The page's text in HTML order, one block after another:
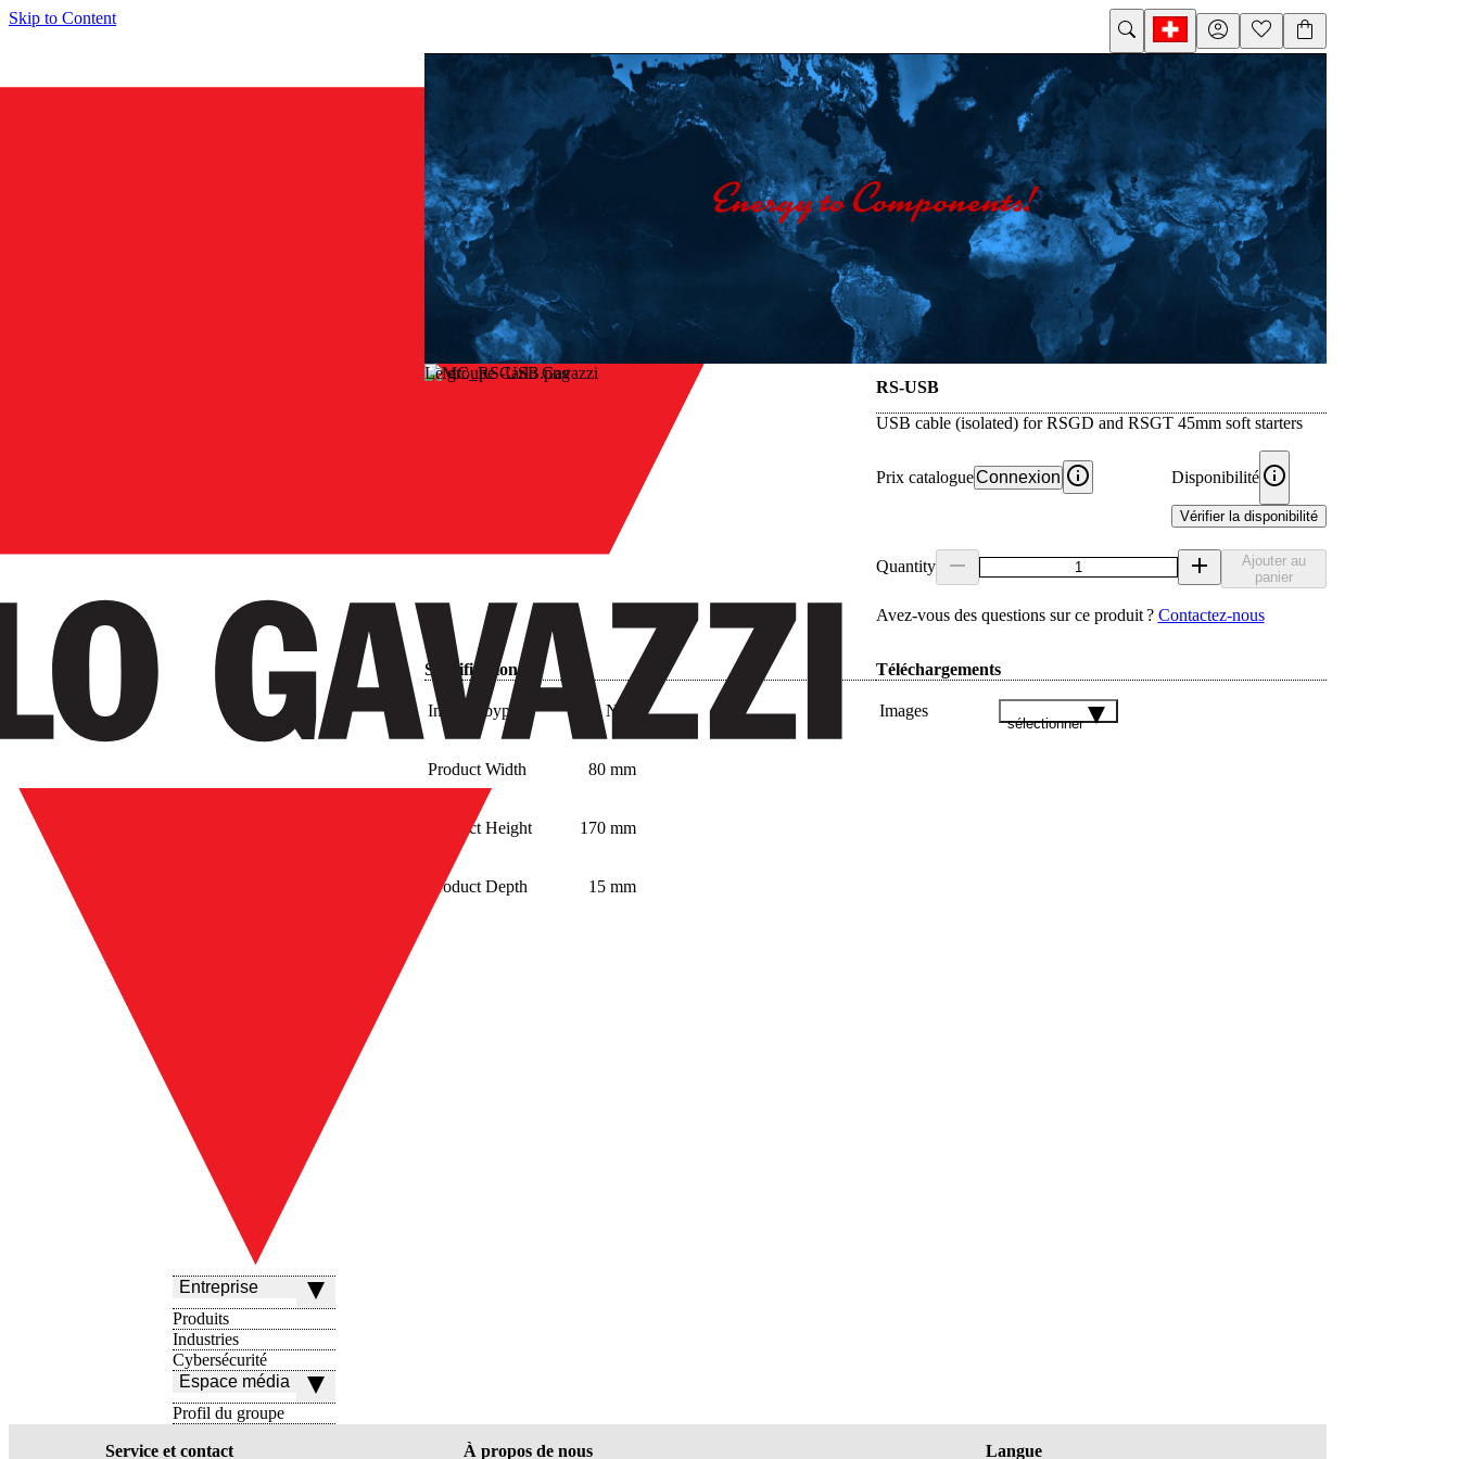
Skip to Content
Entreprise
Produits
Industries
Cybersécurité
Espace média
Profil du groupe
Le groupe Carlo Gavazzi
RS-USB
USB cable (isolated) for RSGD and RSGT 45mm soft starters
Prix catalogueConnexion Disponibilité
Vérifier la disponibilité
Quantity
Ajouter au
panier
Avez‑vous des questions sur ce produit ? Contactez‑nous
Spécifications
Internal bypass Non
Product Width 80 mm
Product Height 170 mm
Product Depth 15 mm
Téléchargements
Images
sélectionner
Service et contact À propos de nous Langue